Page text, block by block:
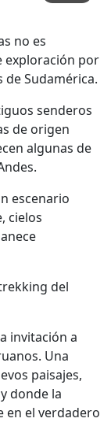
no es
exploración por
de Sudamérica.
senderos
de origen
algunas de
escenario
cielos
del
invitación a
Una
paisajes,
donde la
en el verdadero